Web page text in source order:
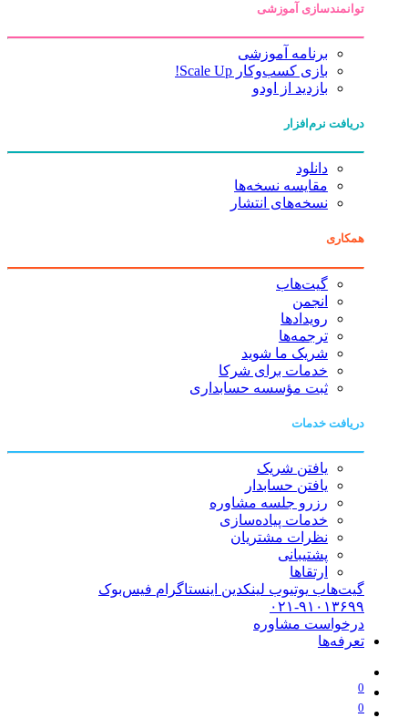
توانمندسازی آموزشی
برنامه آموزشی
بازی کسب‌وکار Scale Up!
بازدید از اودو
دریافت نرم‌افزار
دانلود
مقایسه نسخه‌ها
نسخه‌های انتشار
همکاری
گیت‌هاب
انجمن
رویدادها
ترجمه‌ها
شریک ما شوید
خدمات برای شرکا
ثبت مؤسسه حسابداری
دریافت خدمات
یافتن شریک
یافتن حسابدار
رزرو جلسه مشاوره
خدمات پیاده‌سازی
نظرات مشتریان
پشتیبانی
ارتقاها
گیت‌هاب یوتیوب لینکدین اینستاگرام فیس‌بوک
۰۲۱-۹۱۰۱۳۶۹۹
درخواست مشاوره
تعرفه‌ها
0
0